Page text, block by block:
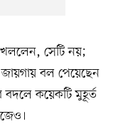
সেটি নয়;
বল পেয়েছেন
কয়েকটি মুহূর্ত